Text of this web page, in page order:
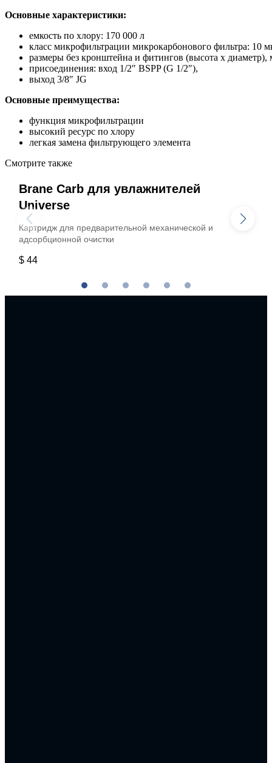
Основные характеристики:
емкость по хлору: 170 000 л
класс микрофильтрации микрокарбонового фильтра: 10
размеры без кронштейна и фитингов (высота х диаметр),
присоединения: вход 1/2″ BSPP (G 1/2″),
выход 3/8″ JG
Основные преимущества:
функция микрофильтрации
высокий ресурс по хлору
легкая замена фильтрующего элемента
Смотрите также
Brane Carb для увлажнителей
Universe
Картридж для предварительной механической и
адсорбционной очистки
$ 44